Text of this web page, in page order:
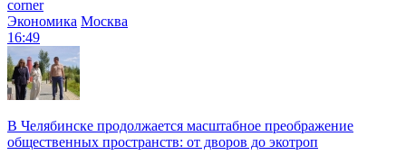
corner
Экономика Москва
16:49
В Челябинске продолжается масштабное преображение
общественных пространств: от дворов до экотроп